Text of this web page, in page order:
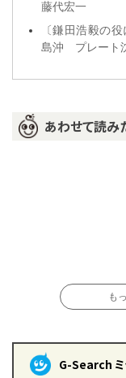
藤代宏一
〔鎌田浩毅の
島沖 プレート
あわせて読み
も
G-Search ミ